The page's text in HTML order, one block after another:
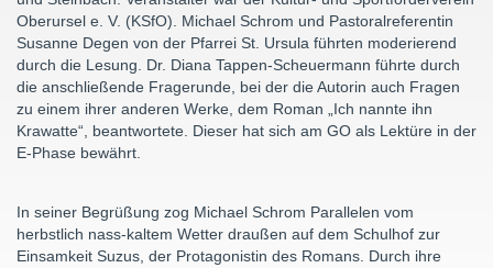
Oberursel e. V. (KSfO). Michael Schrom und Pastoralreferentin
Susanne Degen von der Pfarrei St. Ursula führten moderierend
durch die Lesung. Dr. Diana Tappen-Scheuermann führte durch
die anschließende Fragerunde, bei der die Autorin auch Fragen
zu einem ihrer anderen Werke, dem Roman „Ich nannte ihn
Krawatte“, beantwortete. Dieser hat sich am GO als Lektüre in der
E-Phase bewährt.
In seiner Begrüßung zog Michael Schrom Parallelen vom
herbstlich nass-kaltem Wetter draußen auf dem Schulhof zur
Einsamkeit Suzus, der Protagonistin des Romans. Durch ihre